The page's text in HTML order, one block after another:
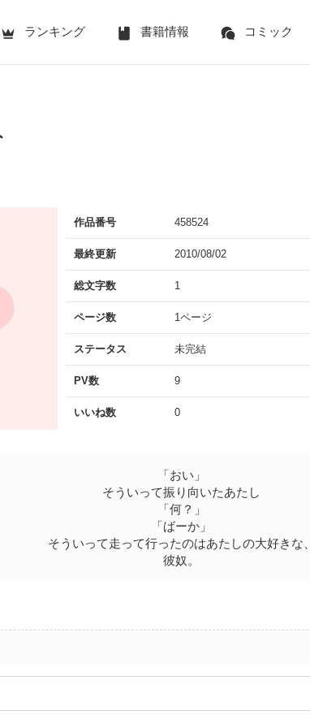
ランキング 書籍情報 コミック
作品番号 458524
最終更新 2010/08/02
総文字数 1
ページ数 1ページ
ステータス 未完結
PV数 9
いいね数 0
「おい」
そういって振り向いたあたし
「何？」
「ばーか」
そういって走って行ったのはあたしの大好きな、
彼奴。